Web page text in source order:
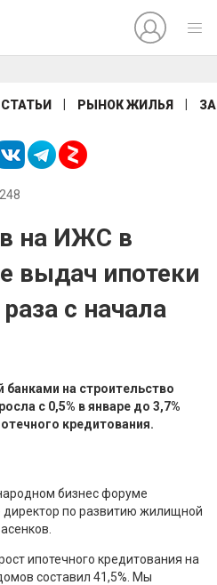
СТАТЬИ РЫНОК ЖИЛЬЯ
на ИЖС в
выдач ипотеки
с начала
на строительство
с 0,5% в январе до 3,7%
кредитования.
бизнес форуме
по развитию жилищной
ипотечного кредитования на
составил 41,5%. Мы